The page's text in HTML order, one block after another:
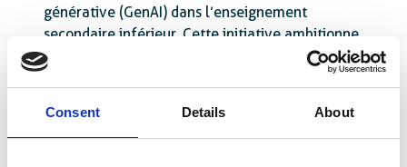
Consent Details About
générative (GenAI) dans l’enseignement
secondaire inférieur. Cette initiative ambitionne
d’apporter un appui technique et pédagogique
dans le cadre de l’utilisation de la GenAI en tant
d’enrichir l’expérience d’apprentissage sans
devoir remplacer les enseignant·es. Le résultat